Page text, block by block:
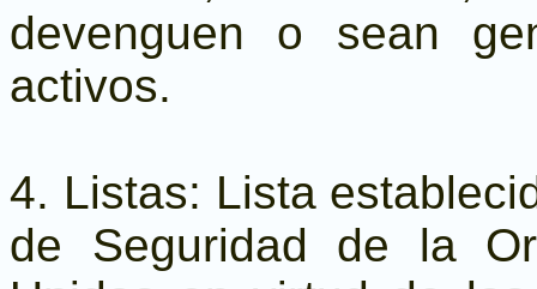
devenguen o sean
activos.
4. Listas: Lista
de Seguridad de la